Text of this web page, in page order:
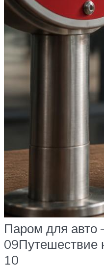
Паром для
09
10